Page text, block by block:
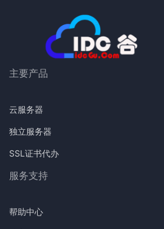
主要产品
云服务器
独立服务器
SSL证书代办
服务支持
帮助中心